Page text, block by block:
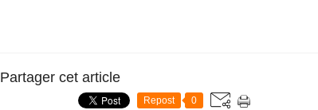
Partager cet article
Repost 0